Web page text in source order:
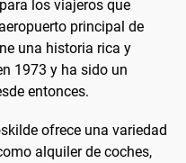
los viajeros que
principal de
una historia rica y
1973 y ha sido un
entonces.
ofrece una variedad
alquiler de coches,